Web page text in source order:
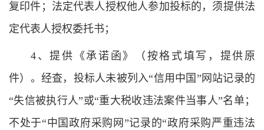
复印件；法定代表人授权他人参加投标的，须提供法
定代表人授权委托书；
4、提供《承诺函》（按格式填写，提供原
件）。经查，投标人未被列入“信用中国”网站记录的
“失信被执行人”或“重大税收违法案件当事人”名单；
不处于“中国政府采购网”记录的“政府采购严重违法